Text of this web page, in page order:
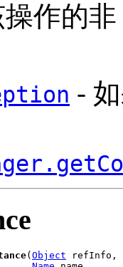
操作的
-
(Object refInfo,